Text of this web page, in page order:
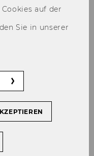
auf der
Sie in unserer